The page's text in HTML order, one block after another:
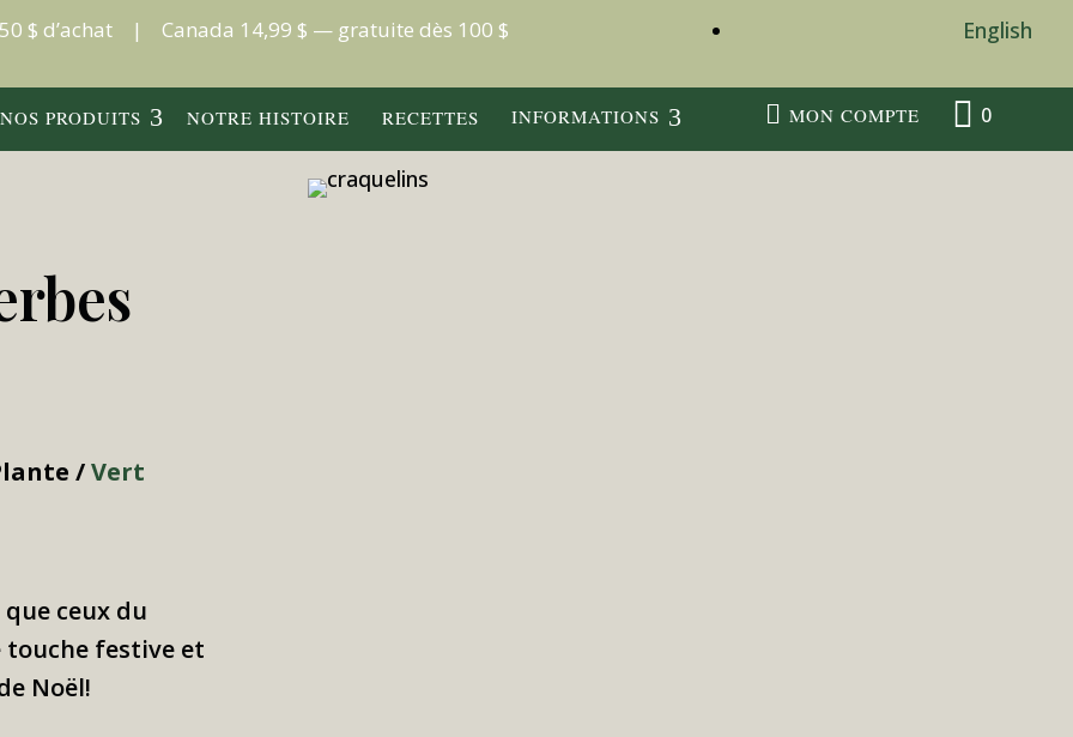
$ d’achat | Canada 14,99 $ — gratuite dès 100 $ English
NOS PRODUITS NOTRE HISTOIRE RECETTES INFORMATIONS  MON COMPTE  0
/Vert
ceux du
touche festive et
Noël!